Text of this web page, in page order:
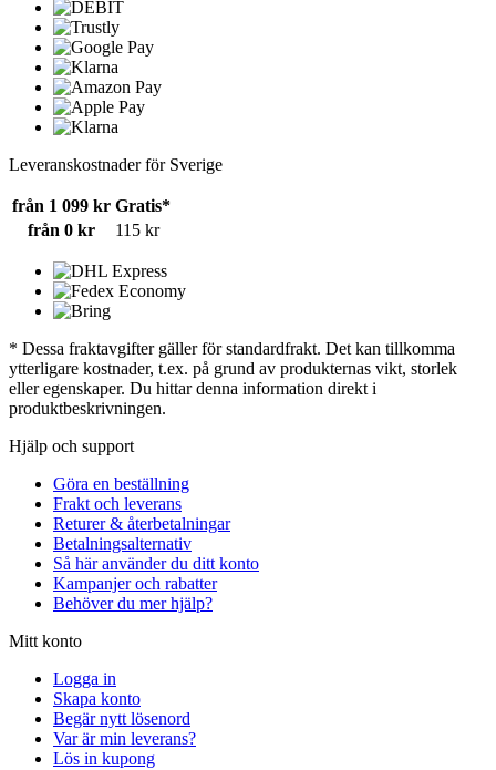
Leveranskostnader för Sverige
från 1 099 kr Gratis*
från 0 kr
115 kr
* Dessa fraktavgifter gäller för standardfrakt. Det kan tillkomma
ytterligare kostnader, t.ex. på grund av produkternas vikt, storlek
eller egenskaper. Du hittar denna information direkt i
produktbeskrivningen.
Hjälp och support
Göra en beställning
Frakt och leverans
Returer & återbetalningar
Betalningsalternativ
Så här använder du ditt konto
Kampanjer och rabatter
Behöver du mer hjälp?
Mitt konto
Logga in
Skapa konto
Begär nytt lösenord
Var är min leverans?
Lös in kupong